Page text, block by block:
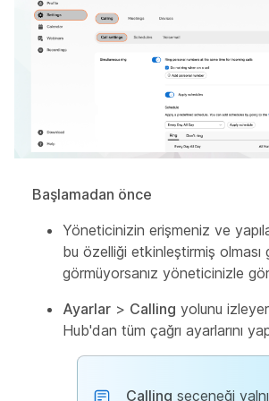
Başlamadan önce
Yöneticinizin erişmeniz ve
bu özelliği etkinleştirmiş olması
görmüyorsanız yöneticinizle
Ayarlar > Calling yolunu
Hub'dan tüm çağrı ayarlarını
Calling seçeneği